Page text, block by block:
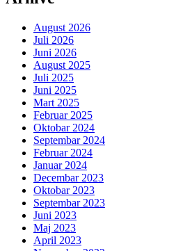
August 2026
Juli 2026
Juni 2026
August 2025
Juli 2025
Juni 2025
Mart 2025
Februar 2025
Oktobar 2024
Septembar 2024
Februar 2024
Januar 2024
Decembar 2023
Oktobar 2023
Septembar 2023
Juni 2023
Maj 2023
April 2023